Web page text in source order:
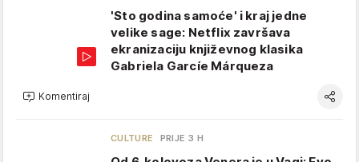
'Sto godina samoće' i kraj jedne
velike sage: Netflix završava
ekranizaciju književnog klasika
Gabriela Garcíe Márqueza
Komentiraj
CULTURE PRIJE 3 H